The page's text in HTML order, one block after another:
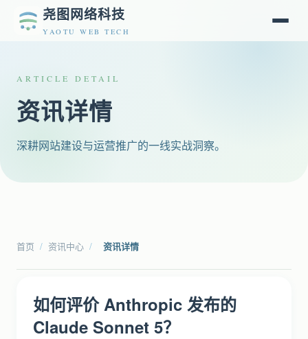
尧图网络科技
YAOTU WEB TECH
ARTICLE DETAIL
资讯详情
深耕网站建设与运营推广的一线实战洞察。
首页 / 资讯中心 / 资讯详情
如何评价 Anthropic 发布的
Claude Sonnet 5？